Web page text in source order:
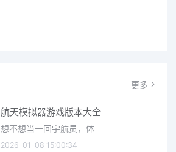
更多
航天模拟器游戏版本大全
想不想当一回宇航员，体
2026-01-08 15:00:34